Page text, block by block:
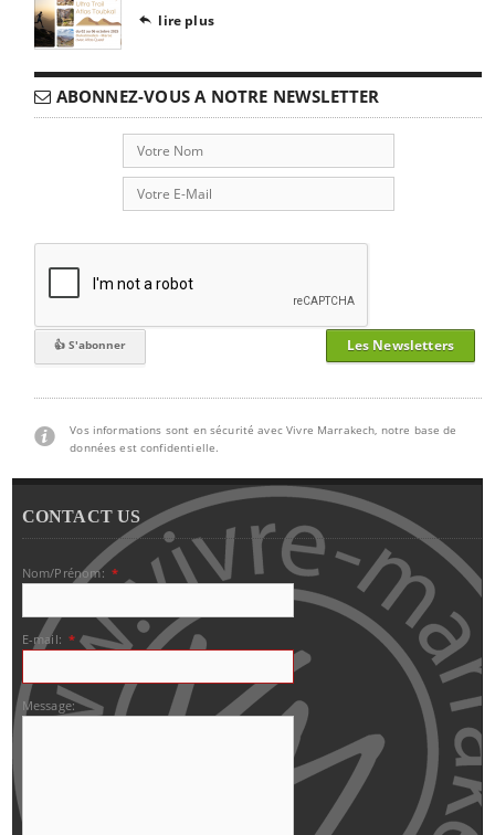
 lire plus
ABONNEZ-VOUS A NOTRE NEWSLETTER
Les Newsletters
Vos informations sont en sécurité avec Vivre Marrakech, notre base de
données est confidentielle.
CONTACT US
Nom/Prénom: *
E-mail: *
Message: